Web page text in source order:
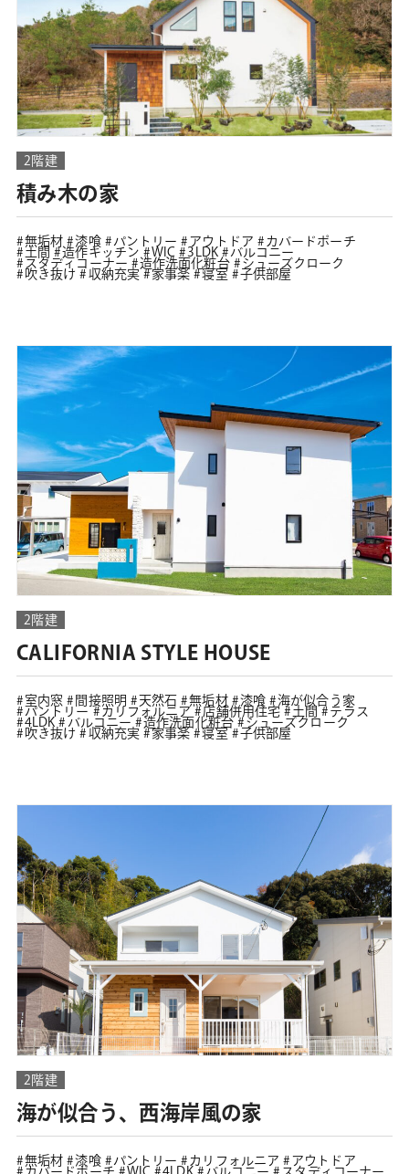
2階建
積み木の家
無垢材 漆喰 パントリー アウトドア
カバードポーチ
土間
造作キッチン WIC 3LDK
バルコニー
スタディコーナー
造作洗面化粧台
シューズクローク
吹き抜け
収納充実 家事楽 寝室 子供部屋
2階建
CALIFORNIA STYLE HOUSE
室内窓 間接照明 天然石 無垢材 漆喰
海が似合う家
パントリー
カリフォルニア 店舗併用住宅 土間
テラス
4LDK
バルコニー 造作洗面化粧台
シューズクローク
吹き抜け
収納充実 家事楽 寝室 子供部屋
2階建
海が似合う、西海岸風の家
無垢材 漆喰 パントリー カリフォルニア
アウトドア
カバードポーチ
WIC 4LDK バルコニー スタディコーナー